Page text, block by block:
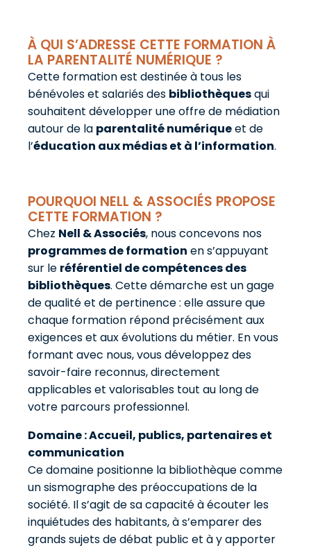
À QUI S’ADRESSE CETTE FORMATION À
LA PARENTALITÉ NUMÉRIQUE ?
Cette formation est destinée à tous les
bénévoles et salariés des bibliothèquesqui
souhaitent développer une offre de médiation
autour de la parentalité numériqueet de
l’éducation aux médias et à l’information.
POURQUOI NELL & ASSOCIÉS PROPOSE
CETTE FORMATION ?
Chez Nell & Associés, nous concevons nos
programmes de formation en s’appuyant
sur le référentiel de compétences des
bibliothèques. Cette démarche est un gage
de qualité et de pertinence : elle assure que
chaque formation répond précisément aux
exigences et aux évolutions du métier. En vous
formant avec nous, vous développez des
savoir-faire reconnus, directement
applicables et valorisables tout au long de
votre parcours professionnel.
Domaine : Accueil, publics, partenaires et
communication
Ce domaine positionne la bibliothèque comme
un sismographe des préoccupations de la
société. Il s’agit de sa capacité à écouter les
inquiétudes des habitants, à s’emparer des
grands sujets de débat public et à y apporter